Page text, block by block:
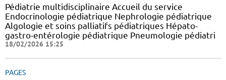
Pédiatrie multidisciplinaire Accueil du service
Endocrinologie pédiatrique Nephrologie pédiatrique
Algologie et soins palliatifs pédiatriques Hépato-
gastro-entérologie pédiatrique Pneumologie pédiatri
18/02/2026 15:25
PAGES